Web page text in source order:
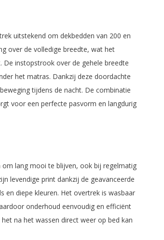
uitstekend om dekbedden van 200 en
over de volledige breedte, wat het
De instopstrook over de gehele breedte
het matras. Dankzij deze doordachte
tijdens de nacht. De combinatie
voor een perfecte pasvorm en langdurig
lang mooi te blijven, ook bij regelmatig
levendige print dankzij de geavanceerde
en diepe kleuren. Het overtrek is wasbaar
onderhoud eenvoudig en efficiënt
na het wassen direct weer op bed kan